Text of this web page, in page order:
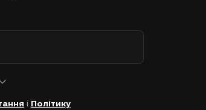
і Політику